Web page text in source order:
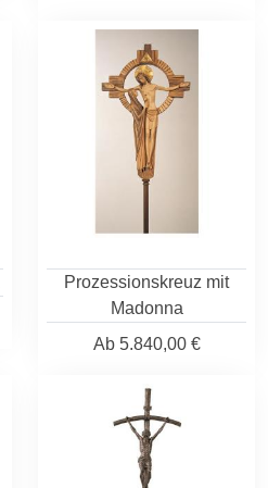
Prozessionskreuz mit
Madonna
Ab5.840,00 €